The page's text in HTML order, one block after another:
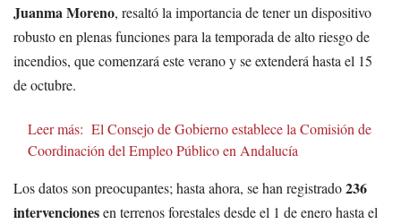
Juanma Moreno, resaltó la importancia de tener un dispositivo
robusto en plenas funciones para la temporada de alto riesgo de
incendios, que comenzará este verano y se extenderá hasta el 15
de octubre.
Leer más: El Consejo de Gobierno establece la Comisión de
Coordinación del Empleo Público en Andalucía
Los datos son preocupantes; hasta ahora, se han registrado236
intervencionesen terrenos forestales desde el 1 de enero hasta el